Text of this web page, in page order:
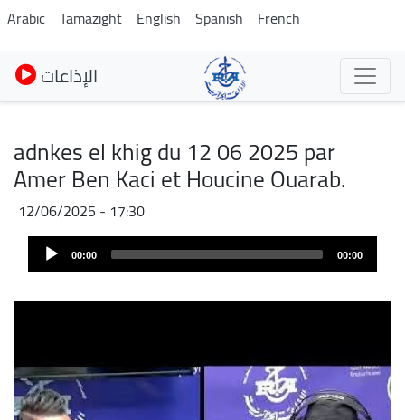
Skip
to
main
content
Arabic Tamazight English Spanish French
الإذاعات
adnkes el khig du 12 06 2025 par
Amer Ben Kaci et Houcine Ouarab.
12/06/2025 - 17:30
Audio
Player 00:00 00:00